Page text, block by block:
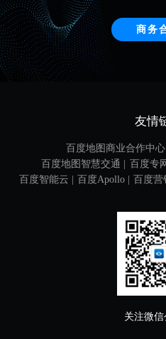
商务
友情
百度地图商业合作中心
百度地图智慧交通 | 百度专
百度智能云 | 百度Apollo | 百度营
关注微